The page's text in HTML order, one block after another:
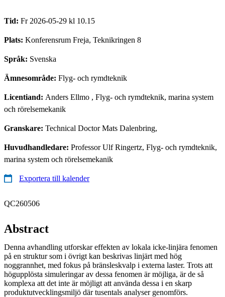
Tid: Fr 2026-05-29 kl 10.15
Plats: Konferensrum Freja, Teknikringen 8
Språk: Svenska
Ämnesområde: Flyg- och rymdteknik
Licentiand: Anders Ellmo , Flyg- och rymdteknik, marina system
och rörelsemekanik
Granskare: Technical Doctor Mats Dalenbring,
Huvudhandledare: Professor Ulf Ringertz, Flyg- och rymdteknik,
marina system och rörelsemekanik
Exportera till kalender
QC260506
Abstract
Denna avhandling utforskar effekten av lokala icke-linjära fenomen
på en struktur som i övrigt kan beskrivas linjärt med hög
noggrannhet, med fokus på bränsleskvalp i externa laster. Trots att
högupplösta simuleringar av dessa fenomen är möjliga, är de så
komplexa att det inte är möjligt att använda dessa i en skarp
produktutvecklingsmiljö där tusentals analyser genomförs.